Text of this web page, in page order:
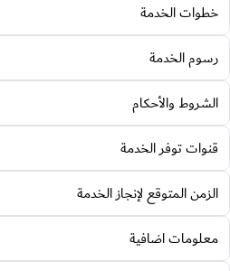
خطوات الخدمة
رسوم الخدمة
الشروط والأحكام
قنوات توفر الخدمة
الزمن المتوقع لإنجاز الخدمة
معلومات اضافية